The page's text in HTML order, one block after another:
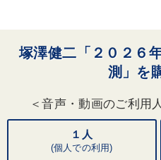
した、独自の経済予測モ
高い予測で多くの信頼を
塚澤健二「２０２６
測」を
＜音声・動画のご利用
１人
(個人での利用)